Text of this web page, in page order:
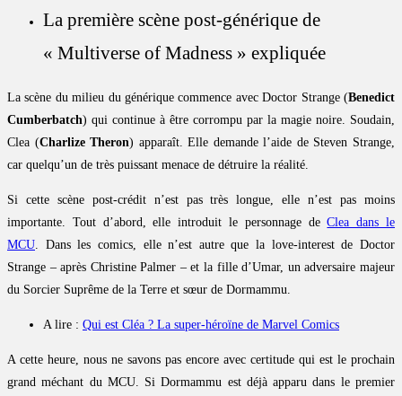
La première scène post-générique de
« Multiverse of Madness » expliquée
La scène du milieu du générique commence avec Doctor Strange (Benedict
Cumberbatch) qui continue à être corrompu par la magie noire. Soudain,
Clea (Charlize Theron) apparaît. Elle demande l’aide de Steven Strange,
car quelqu’un de très puissant menace de détruire la réalité.
Si cette scène post-crédit n’est pas très longue, elle n’est pas moins
importante. Tout d’abord, elle introduit le personnage deClea dans le
MCU . Dans les comics, elle n’est autre que la love-interest de Doctor
Strange – après Christine Palmer – et la fille d’Umar, un adversaire majeur
du Sorcier Suprême de la Terre et sœur de Dormammu.
A lire : Qui est Cléa ? La super-héroïne de Marvel Comics
A cette heure, nous ne savons pas encore avec certitude qui est le prochain
grand méchant du MCU. Si Dormammu est déjà apparu dans le premier